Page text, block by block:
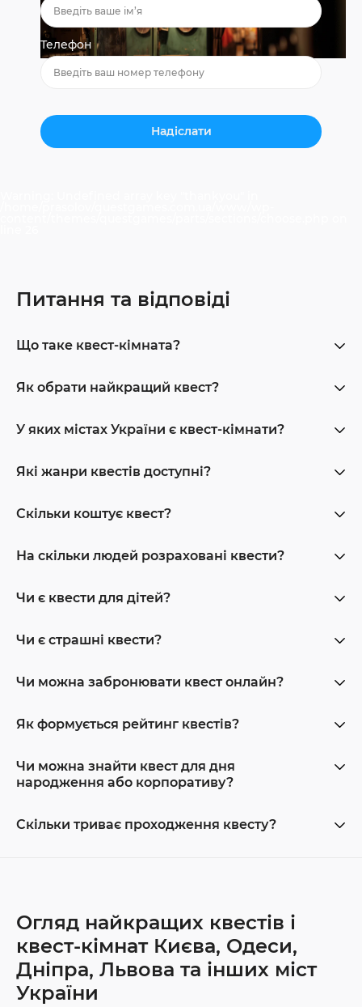
Телефон
Питання та відповіді
Що таке квест-кімната?
Як обрати найкращий квест?
У яких містах України є квест-кімнати?
Які жанри квестів доступні?
Скільки коштує квест?
На скільки людей розраховані квести?
Чи є квести для дітей?
Чи є страшні квести?
Чи можна забронювати квест онлайн?
Як формується рейтинг квестів?
Чи можна знайти квест для дня
народження або корпоративу?
Скільки триває проходження квесту?
Огляд найкращих квестів і
квест-кімнат Києва, Одеси,
Дніпра, Львова та інших міст
України